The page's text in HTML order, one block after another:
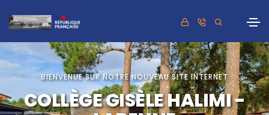
BIENVENUE SUR NOTRE NOUVEAU SITE INTERNET
COLLÈGE GISÈLE HALIMI -